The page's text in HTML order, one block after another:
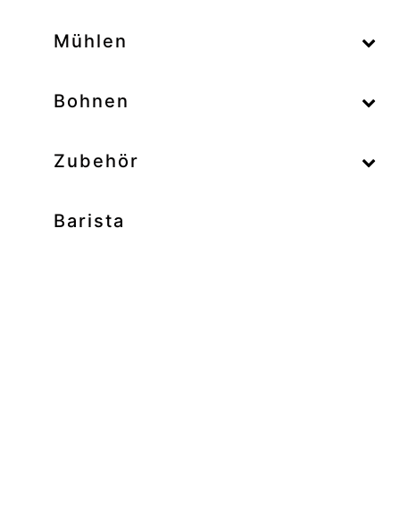
Mühlen
–
Bohnen
–
Zubehör
Barista